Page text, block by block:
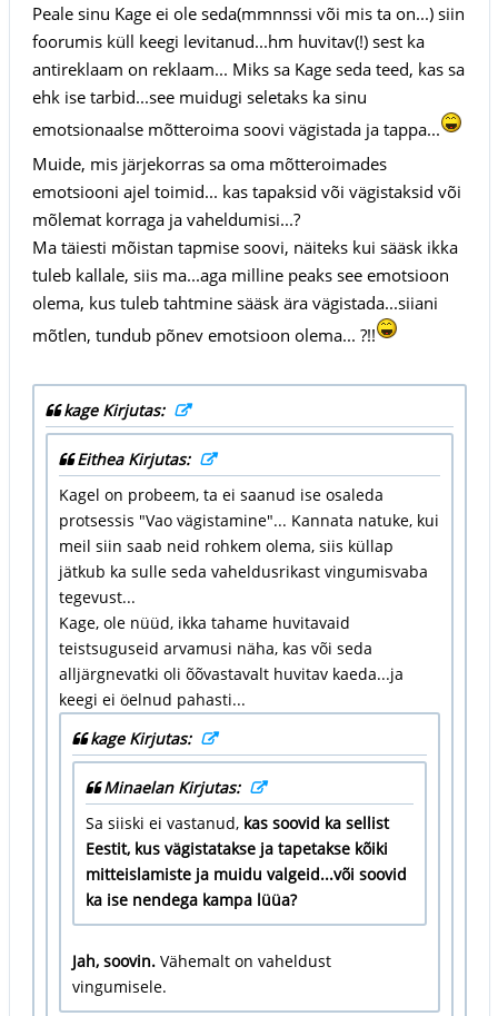
Peale sinu Kage ei ole seda(mmnnssi või mis ta on...) siin
foorumis küll keegi levitanud...hm huvitav(!) sest ka
antireklaam on reklaam... Miks sa Kage seda teed, kas sa
ehk ise tarbid...see muidugi seletaks ka sinu
emotsionaalse mõtteroima soovi vägistada ja tappa...
Muide, mis järjekorras sa oma mõtteroimades
emotsiooni ajel toimid... kas tapaksid või vägistaksid või
mõlemat korraga ja vaheldumisi...?
Ma täiesti mõistan tapmise soovi, näiteks kui sääsk ikka
tuleb kallale, siis ma...aga milline peaks see emotsioon
olema, kus tuleb tahtmine sääsk ära vägistada...siiani
mõtlen, tundub põnev emotsioon olema... ?!!
kage Kirjutas:
Eithea Kirjutas:
Kagel on probeem, ta ei saanud ise osaleda
protsessis "Vao vägistamine"... Kannata natuke, kui
meil siin saab neid rohkem olema, siis küllap
jätkub ka sulle seda vaheldusrikast vingumisvaba
tegevust...
Kage, ole nüüd, ikka tahame huvitavaid
teistsuguseid arvamusi näha, kas või seda
alljärgnevatki oli õõvastavalt huvitav kaeda...ja
keegi ei öelnud pahasti...
kage Kirjutas:
Minaelan Kirjutas:
Sa siiski ei vastanud,kas soovid ka sellist
Eestit, kus vägistatakse ja tapetakse kõiki
mitteislamiste ja muidu valgeid...või soovid
ka ise nendega kampa lüüa?
Jah, soovin. Vähemalt on vaheldust
vingumisele.